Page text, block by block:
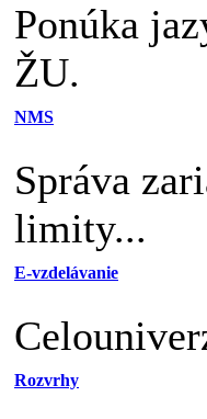
Ponúka
ŽU.
NMS
Správa
limity...
E-vzdelávanie
Rozvrhy